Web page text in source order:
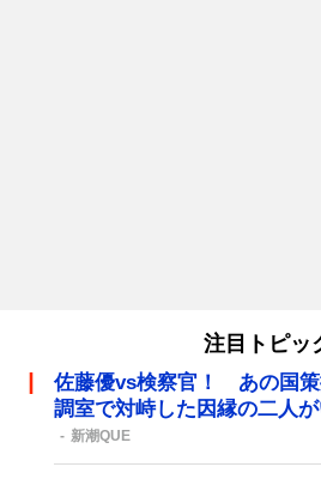
注目トピッ
佐藤優vs検察官！ あの国策
調室で対峙した因縁の二人
新潮QUE